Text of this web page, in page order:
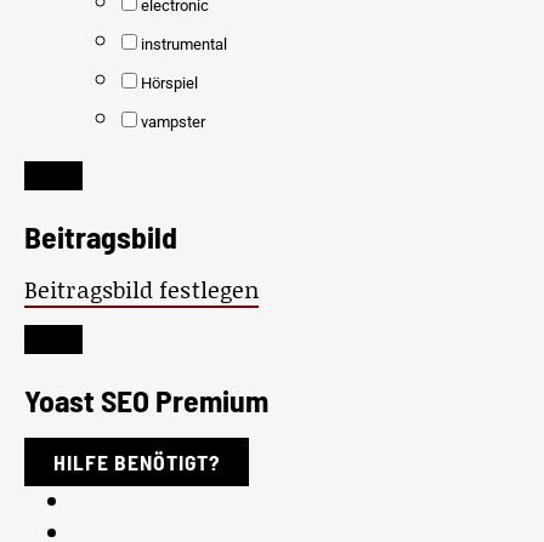
electronic
instrumental
Hörspiel
vampster
Beitragsbild
Beitragsbild festlegen
Yoast SEO Premium
HILFE BENÖTIGT?